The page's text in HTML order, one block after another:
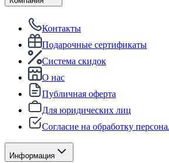
Контакты
Подарочные сертификаты
Система скидок
О нас
Публичная оферта
Для юридических лиц
Согласие на обработку
Информация